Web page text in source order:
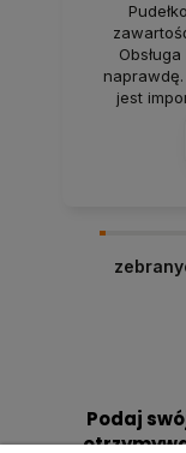
jest
Podaj